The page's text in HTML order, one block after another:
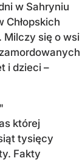
w Sahryniu
Chłopskich
Milczy się o wsi
i dzieci –
której
tysięcy
Fakty